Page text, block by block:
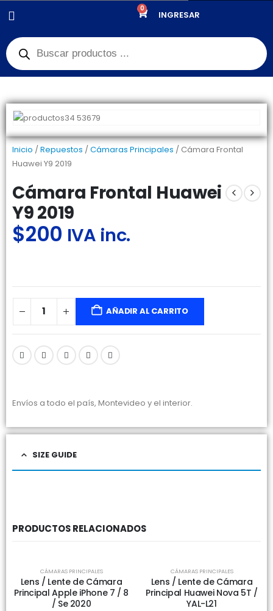
0
INGRESAR
CÁMARAS PRINCIPALES
Inicio /Repuestos /Cámaras Principales / Cámara Frontal
Huawei Y9 2019
Cámara Frontal Huawei
Y9 2019
$200 IVA inc.
AÑADIR AL CARRITO
Envíos a todo el país, Montevideo y el interior.
SIZE GUIDE
PRODUCTOS RELACIONADOS
CÁMARAS PRINCIPALES
Lens / Lente de Cámara
Principal Apple iPhone 7 / 8
/ Se 2020
CÁMARAS PRINCIPALES
Lens / Lente de Cámara
Principal Huawei Nova 5T /
YAL-L21